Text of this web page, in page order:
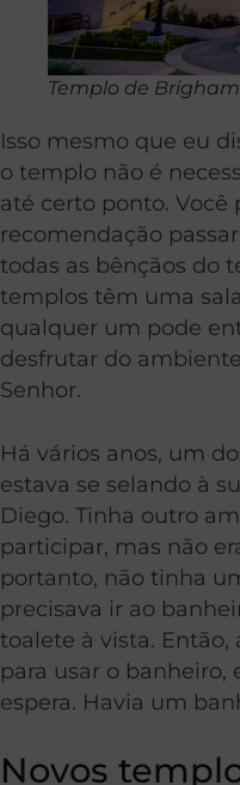
Templo de
Isso mesmo que eu
o templo não é
até certo ponto. Você
recomendação
todas as bênçãos do
templos têm uma
qualquer um pode
desfrutar do
Senhor.
Há vários anos, um
estava se selando à
Diego. Tinha outro
participar, mas não
portanto, não tinha
precisava ir ao
toalete à vista.
para usar o banheiro,
espera. Havia um
Novos